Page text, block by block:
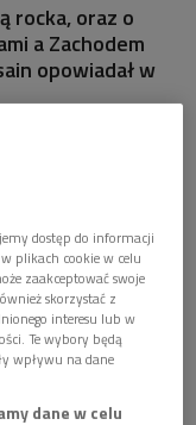
rocka, oraz o
a Zachodem
opowiadał w
zamiast
dostęp do informacji
plikach cookie w celu
zaakceptować swoje
skorzystać z
interesu lub w
Te wybory będą
wpływu na dane
dane w celu